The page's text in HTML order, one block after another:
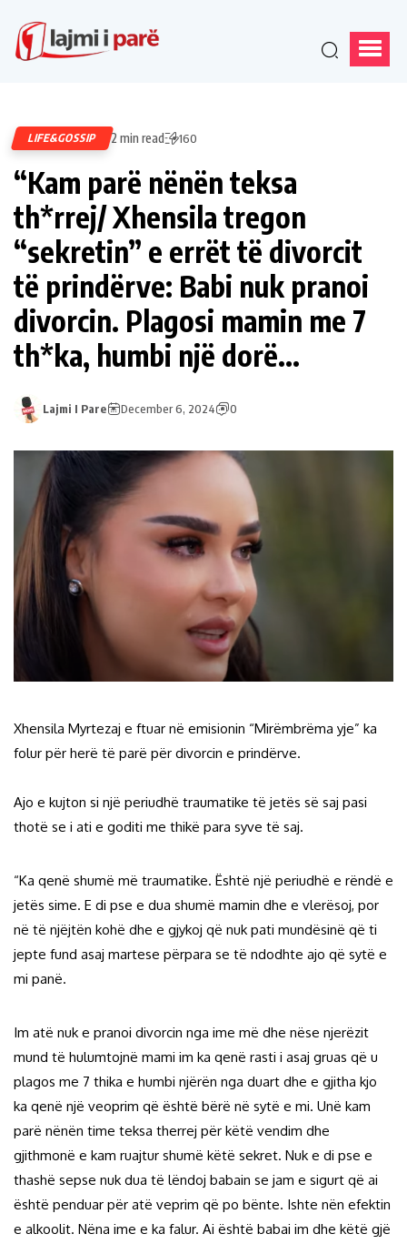
LIFE&GOSSIP 2 min read 160
“Kam parë nënën teksa
th*rrej/ Xhensila tregon
“sekretin” e errët të divorcit
të prindërve: Babi nuk pranoi
divorcin. Plagosi mamin me 7
th*ka, humbi një dorë…
Lajmi I Pare December 6, 2024 0
Xhensila Myrtezaj e ftuar në emisionin “Mirëmbrëma yje” ka
folur për herë të parë për divorcin e prindërve.
Ajo e kujton si një periudhë traumatike të jetës së saj pasi
thotë se i ati e goditi me thikë para syve të saj.
“Ka qenë shumë më traumatike. Është një periudhë e rëndë e
jetës sime. E di pse e dua shumë mamin dhe e vlerësoj, por
në të njëjtën kohë dhe e gjykoj që nuk pati mundësinë që ti
jepte fund asaj martese përpara se të ndodhte ajo që sytë e
mi panë.
Im atë nuk e pranoi divorcin nga ime më dhe nëse njerëzit
mund të hulumtojnë mami im ka qenë rasti i asaj gruas që u
plagos me 7 thika e humbi njërën nga duart dhe e gjitha kjo
ka qenë një veoprim që është bërë në sytë e mi. Unë kam
parë nënën time teksa therrej për këtë vendim dhe
gjithmonë e kam ruajtur shumë këtë sekret. Nuk e di pse e
thashë sepse nuk dua të lëndoj babain se jam e sigurt që ai
është penduar për atë veprim që po bënte. Ishte nën efektin
e alkoolit. Nëna ime e ka falur. Ai është babai im dhe këtë gjë